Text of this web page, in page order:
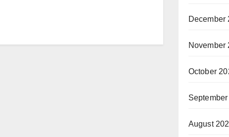
December
November
October
August